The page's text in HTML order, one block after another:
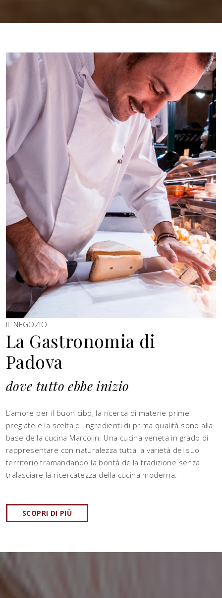
IL NEGOZIO
La Gastronomia di
Padova
dove tutto ebbe inizio
L’amore per il buon cibo, la ricerca di materie prime
pregiate e la scelta di ingredienti di prima qualità sono alla
base della cucina Marcolin. Una cucina veneta in grado di
rappresentare con naturalezza tutta la varietà del suo
territorio tramandando la bontà della tradizione senza
tralasciare la ricercatezza della cucina moderna.
SCOPRI DI PIÙ